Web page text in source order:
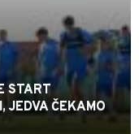
START
JEDVA ČEKAMO